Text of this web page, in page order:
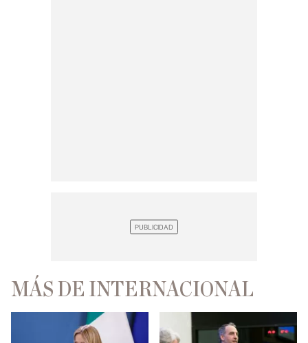
MÁS DE INTERNACIONAL